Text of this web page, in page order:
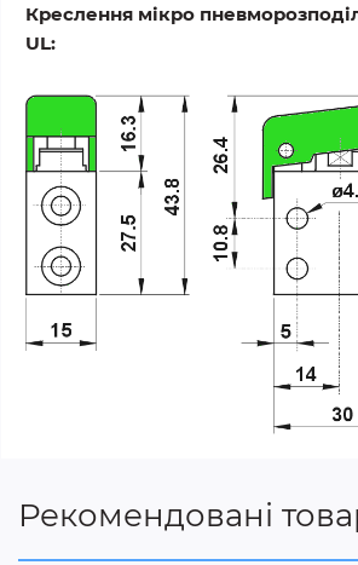
Креслення мікро
UL:
Рекомендовані